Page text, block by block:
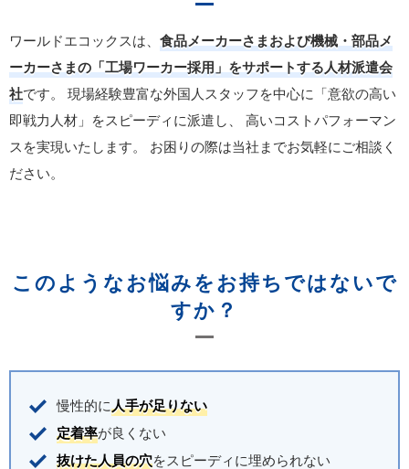
ワールドエコックスは、 食品メーカーさまおよび機械・部品メ
ーカーさまの「工場ワーカー採用」をサポートする人材派遣会
社です。
現場経験豊富な外国人スタッフを中心に「意欲の高い
即戦力人材」をスピーディに派遣し、
高いコストパフォーマン
スを実現いたします。
お困りの際は当社までお気軽にご相談く
ださい。
このようなお悩みをお持ちではないで
すか？
慢性的に人手が足りない
定着率が良くない
抜けた人員の穴をスピーディに埋められない